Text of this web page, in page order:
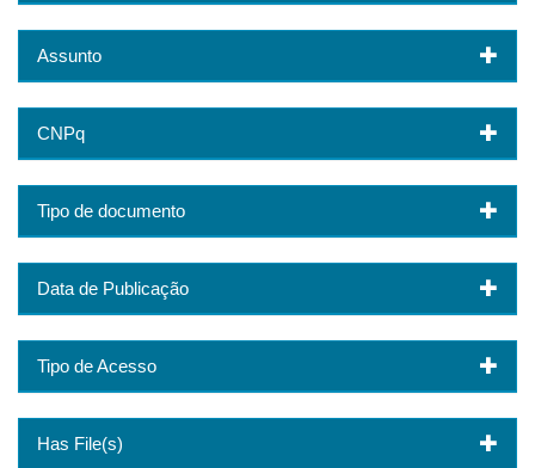
Assunto
CNPq
Tipo de documento
Data de Publicação
Tipo de Acesso
Has File(s)